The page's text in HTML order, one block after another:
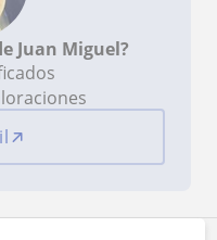
Juan Miguel?